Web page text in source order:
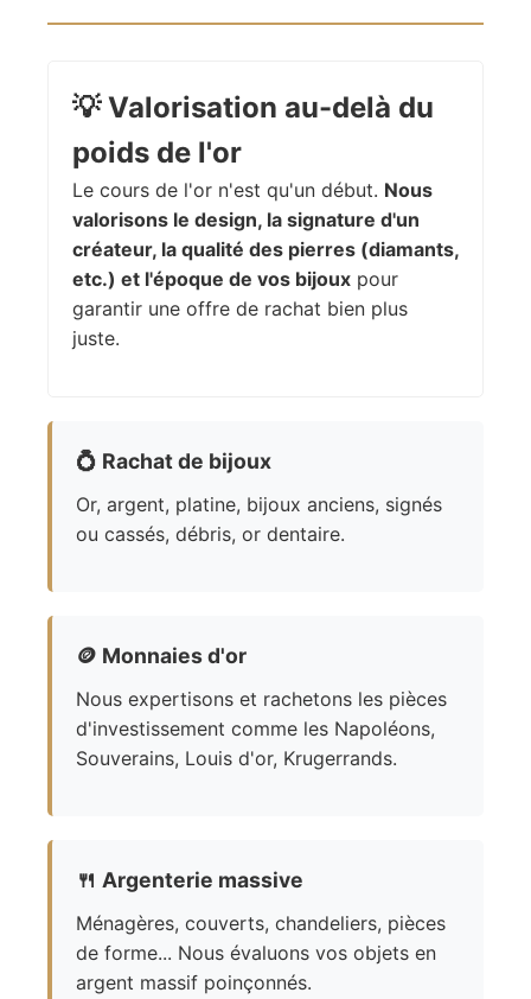
💡Valorisation au-delà du
poids de l'or
Le cours de l'or n'est qu'un début. Nous
valorisons le design, la signature d'un
créateur, la qualité des pierres (diamants,
etc.) et l'époque de vos bijoux pour
garantir une offre de rachat bien plus
juste.
💍 Rachat de bijoux
Or, argent, platine, bijoux anciens, signés
ou cassés, débris, or dentaire.
🪙 Monnaies d'or
Nous expertisons et rachetons les pièces
d'investissement comme les Napoléons,
Souverains, Louis d'or, Krugerrands.
🍴 Argenterie massive
Ménagères, couverts, chandeliers, pièces
de forme... Nous évaluons vos objets en
argent massif poinçonnés.